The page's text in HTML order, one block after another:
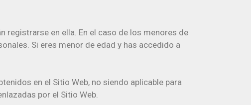
registrarse en ella. En el caso de los menores de
Si eres menor de edad y has accedido a
en el Sitio Web, no siendo aplicable para
por el Sitio Web.